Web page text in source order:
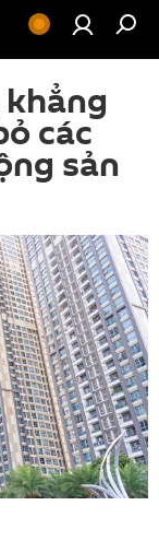
các
sản